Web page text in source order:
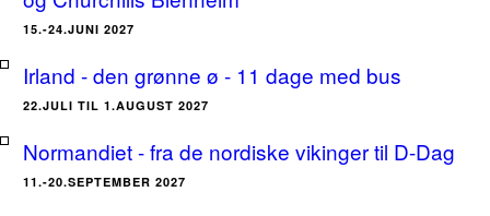
15.-24.JUNI 2027
Irland - den grønne ø - 11 dage med bus
22.JULI TIL 1.AUGUST 2027
Normandiet - fra de nordiske vikinger til D-Dag
11.-20.SEPTEMBER 2027